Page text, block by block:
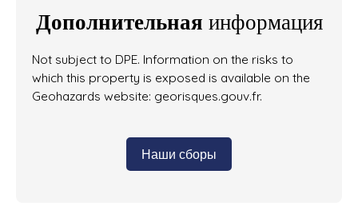
Дополнительная информация
Not subject to DPE. Information on the risks to
which this property is exposed is available on the
Geohazards website: georisques.gouv.fr.
Наши сборы